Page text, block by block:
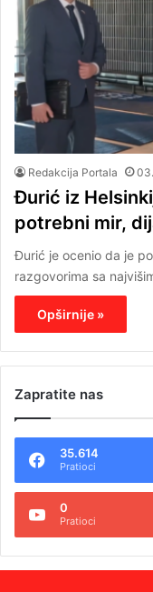
Redakcija Portala
Đurić iz
potrebni mir,
Đurić je ocenio da je
razgovorima sa
Opširnije »
Zapratite nas
35.614
Pratioci
0
Pratioci